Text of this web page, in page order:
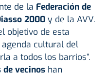
de la Federación de
2000 y de la AVV.
objetivo de esta
cultural del
a todos los barrios”.
de vecinos han